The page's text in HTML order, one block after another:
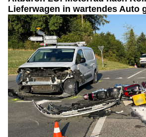
Lieferwagen in wartendes Auto